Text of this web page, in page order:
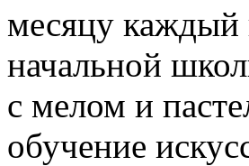
месяцу каждый
начальной
с мелом и
обучение